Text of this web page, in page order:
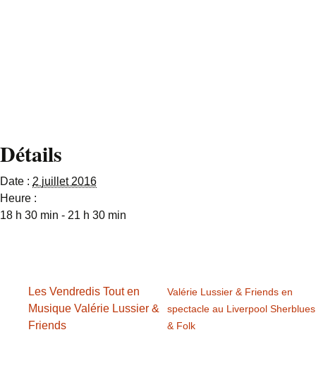
Détails
Date : 2 juillet 2016
Heure :
18 h 30 min - 21 h 30 min
Les Vendredis Tout en
Musique Valérie Lussier &
Friends
Valérie Lussier & Friends en
spectacle au Liverpool Sherblues
& Folk